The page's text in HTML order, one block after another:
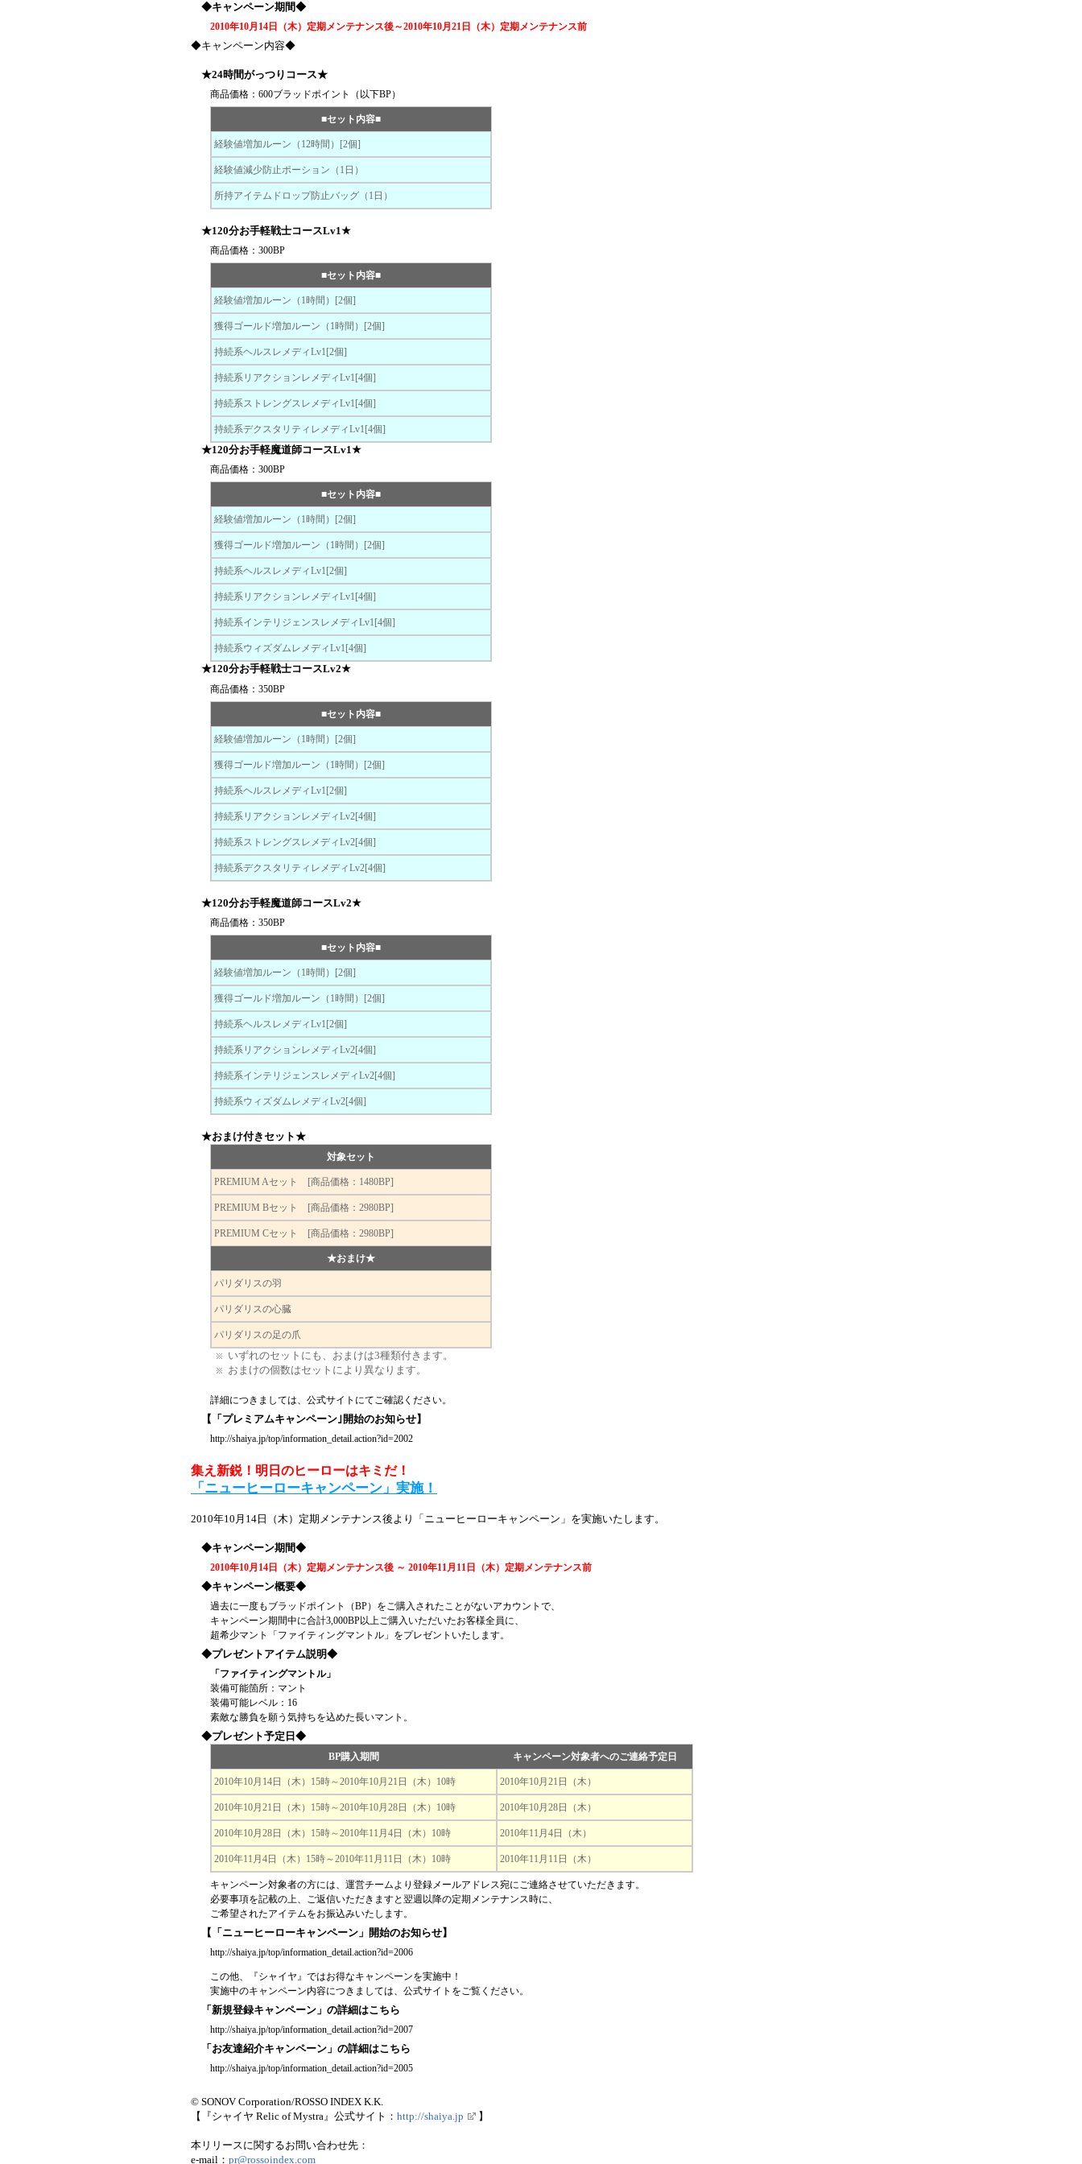
◆キャンペーン期間◆
2010年10月14日（木）定期メンテナンス後～2010年10月21日（木）定期メンテナンス前
◆キャンペーン内容◆
★24時間がっつりコース★
商品価格：600ブラッドポイント（以下BP）
■セット内容■
経験値増加ルーン（12時間）[2個]
経験値減少防止ポーション（1日）
所持アイテムドロップ防止バッグ（1日）
★120分お手軽戦士コースLv1★
商品価格：300BP
■セット内容■
経験値増加ルーン（1時間）[2個]
獲得ゴールド増加ルーン（1時間）[2個]
持続系ヘルスレメディLv1[2個]
持続系リアクションレメディLv1[4個]
持続系ストレングスレメディLv1[4個]
持続系デクスタリティレメディLv1[4個]
★120分お手軽魔道師コースLv1★
商品価格：300BP
■セット内容■
経験値増加ルーン（1時間）[2個]
獲得ゴールド増加ルーン（1時間）[2個]
持続系ヘルスレメディLv1[2個]
持続系リアクションレメディLv1[4個]
持続系インテリジェンスレメディLv1[4個]
持続系ウィズダムレメディLv1[4個]
★120分お手軽戦士コースLv2★
商品価格：350BP
■セット内容■
経験値増加ルーン（1時間）[2個]
獲得ゴールド増加ルーン（1時間）[2個]
持続系ヘルスレメディLv1[2個]
持続系リアクションレメディLv2[4個]
持続系ストレングスレメディLv2[4個]
持続系デクスタリティレメディLv2[4個]
★120分お手軽魔道師コースLv2★
商品価格：350BP
■セット内容■
経験値増加ルーン（1時間）[2個]
獲得ゴールド増加ルーン（1時間）[2個]
持続系ヘルスレメディLv1[2個]
持続系リアクションレメディLv2[4個]
持続系インテリジェンスレメディLv2[4個]
持続系ウィズダムレメディLv2[4個]
★おまけ付きセット★
対象セット
PREMIUM Aセット [商品価格：1480BP]
PREMIUM Bセット [商品価格：2980BP]
PREMIUM Cセット [商品価格：2980BP]
★おまけ★
パリダリスの羽
パリダリスの心臓
パリダリスの足の爪
いずれのセットにも、おまけは3種類付きます。
おまけの個数はセットにより異なります。
詳細につきましては、公式サイトにてご確認ください。
【「プレミアムキャンペーン｣開始のお知らせ】
http://shaiya.jp/top/information_detail.action?id=2002
集え新鋭！明日のヒーローはキミだ！
「ニューヒーローキャンペーン」実施！
2010年10月14日（木）定期メンテナンス後より「ニューヒーローキャンペーン」を実施いたします。
◆キャンペーン期間◆
2010年10月14日（木）定期メンテナンス後 ～ 2010年11月11日（木）定期メンテナンス前
◆キャンペーン概要◆
過去に一度もブラッドポイント（BP）をご購入されたことがないアカウントで、
キャンペーン期間中に合計3,000BP以上ご購入いただいたお客様全員に、
超希少マント「ファイティングマントル」をプレゼントいたします。
◆プレゼントアイテム説明◆
「ファイティングマントル」
装備可能箇所：マント
装備可能レベル：16
素敵な勝負を願う気持ちを込めた長いマント。
◆プレゼント予定日◆
BP購入期間 キャンペーン対象者へのご連絡予定日
2010年10月14日（木）15時～2010年10月21日（木）10時 2010年10月21日（木）
2010年10月21日（木）15時～2010年10月28日（木）10時 2010年10月28日（木）
2010年10月28日（木）15時～2010年11月4日（木）10時 2010年11月4日（木）
2010年11月4日（木）15時～2010年11月11日（木）10時 2010年11月11日（木）
キャンペーン対象者の方には、運営チームより登録メールアドレス宛にご連絡させていただきます。
必要事項を記載の上、ご返信いただきますと翌週以降の定期メンテナンス時に、
ご希望されたアイテムをお振込みいたします。
【「ニューヒーローキャンペーン」開始のお知らせ】
http://shaiya.jp/top/information_detail.action?id=2006
この他、『シャイヤ』ではお得なキャンペーンを実施中！
実施中のキャンペーン内容につきましては、公式サイトをご覧ください。
「新規登録キャンペーン」の詳細はこちら
http://shaiya.jp/top/information_detail.action?id=2007
「お友達紹介キャンペーン」の詳細はこちら
http://shaiya.jp/top/information_detail.action?id=2005
© SONOV Corporation/ROSSO INDEX K.K.
【『シャイヤ Relic of Mystra』公式サイト： http://shaiya.jp 】
本リリースに関するお問い合わせ先：
e-mail： pr@rossoindex.com